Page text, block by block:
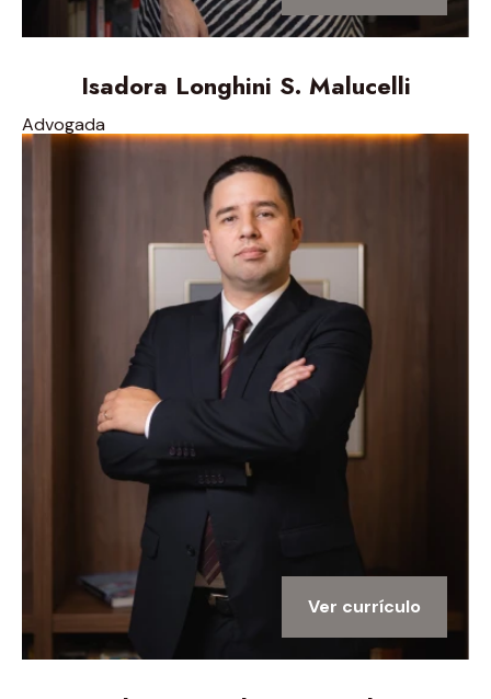
Isadora Longhini S. Malucelli
Advogada
Ver currículo